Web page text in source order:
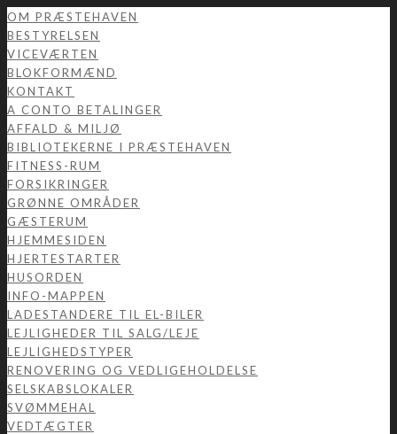
OM PRÆSTEHAVEN
BESTYRELSEN
VICEVÆRTEN
BLOKFORMÆND
KONTAKT
A CONTO BETALINGER
AFFALD & MILJØ
BIBLIOTEKERNE I PRÆSTEHAVEN
FITNESS-RUM
FORSIKRINGER
GRØNNE OMRÅDER
GÆSTERUM
HJEMMESIDEN
HJERTESTARTER
HUSORDEN
INFO-MAPPEN
LADESTANDERE TIL EL-BILER
LEJLIGHEDER TIL SALG/LEJE
LEJLIGHEDSTYPER
RENOVERING OG VEDLIGEHOLDELSE
SELSKABSLOKALER
SVØMMEHAL
VEDTÆGTER